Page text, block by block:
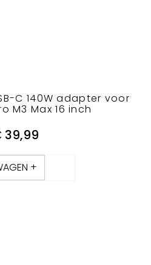
C 140W adapter voor
M3 Max 16 inch
39,99
+